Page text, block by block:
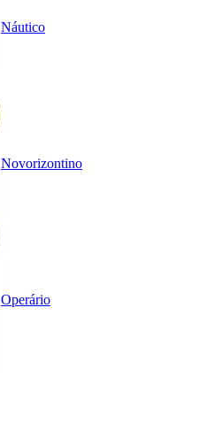
Náutico
Novorizontino
Operário